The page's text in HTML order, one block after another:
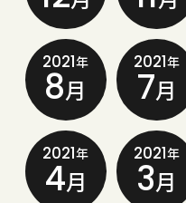
2021年
8月
2021年
7月
2021年
4月
2021年
3月